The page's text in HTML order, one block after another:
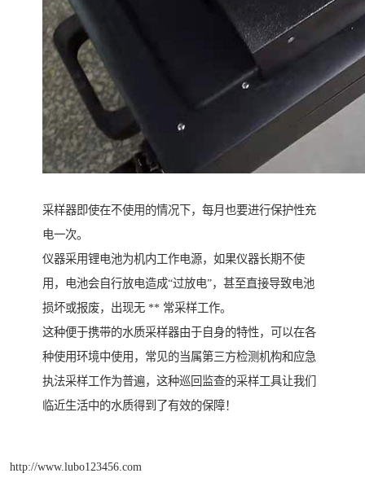
采样器即使在不使用的情况下，每月也要进行保护性充
电一次。
仪器采用锂电池为机内工作电源，如果仪器长期不使
用，电池会自行放电造成“过放电”，甚至直接导致电池
损坏或报废，出现无 ** 常采样工作。
这种便于携带的水质采样器由于自身的特性，可以在各
种使用环境中使用，常见的当属第三方检测机构和应急
执法采样工作为普遍，这种巡回监查的采样工具让我们
临近生活中的水质得到了有效的保障！
http://www.lubo123456.com